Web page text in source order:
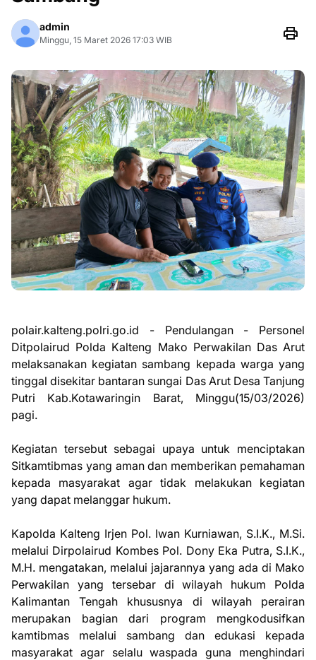
admin
Minggu, 15 Maret 2026 17:03 WIB
polair.kalteng.polri.go.id - Pendulangan - Personel
Ditpolairud Polda Kalteng Mako Perwakilan Das Arut
melaksanakan kegiatan sambang kepada warga yang
tinggal disekitar bantaran sungai Das Arut Desa Tanjung
Putri Kab.Kotawaringin Barat, Minggu(15/03/2026)
pagi.
Kegiatan tersebut sebagai upaya untuk menciptakan
Sitkamtibmas yang aman dan memberikan pemahaman
kepada masyarakat agar tidak melakukan kegiatan
yang dapat melanggar hukum.
Kapolda Kalteng Irjen Pol. Iwan Kurniawan, S.I.K., M.Si.
melalui Dirpolairud Kombes Pol. Dony Eka Putra, S.I.K.,
M.H. mengatakan, melalui jajarannya yang ada di Mako
Perwakilan yang tersebar di wilayah hukum Polda
Kalimantan Tengah khususnya di wilayah perairan
merupakan bagian dari program mengkodusifkan
kamtibmas melalui sambang dan edukasi kepada
masyarakat agar selalu waspada guna menghindari